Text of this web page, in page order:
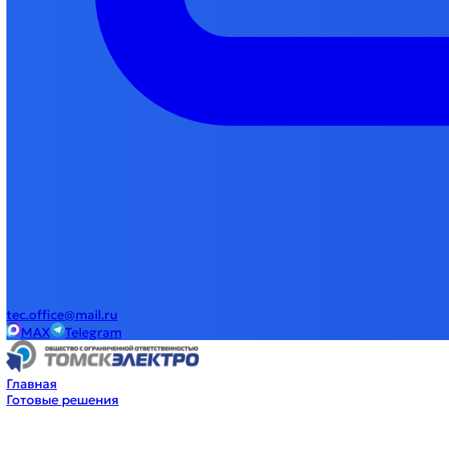
tec.office@mail.ru
MAX
Telegram
Главная
Готовые решения